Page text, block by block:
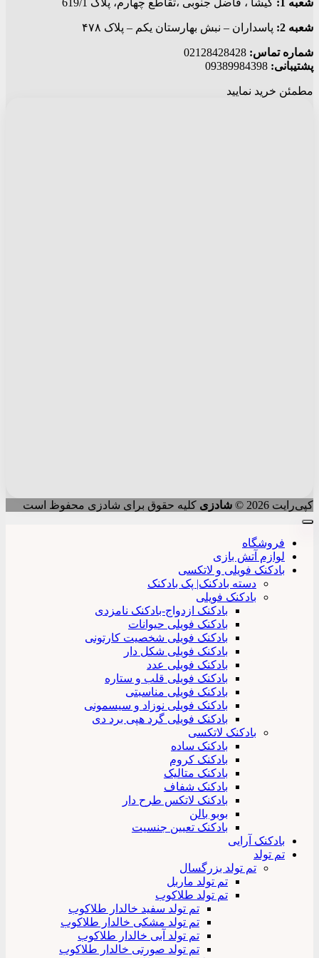
شعبه 2: پاسداران – نبش بهارستان یکم – پلاک ۴۷۸
شماره تماس:
پشتیبانی:
مطمئن خرید نمایید
کپی‌رایت 2026 © شادزی کلیه حقوق برای شادزی محفوظ است
فروشگاه
لوازم آتش بازی
بادکنک فویلی و لاتکسی
دسته بادکنک| پک بادکنک
بادکنک فویلی
بادکنک ازدواج-بادکنک نامزدی
بادکنک فویلی حیوانات
بادکنک فویلی شخصیت کارتونی
بادکنک فویلی شکل دار
بادکنک فویلی عدد
بادکنک فویلی قلب و ستاره
بادکنک فویلی مناسبتی
بادکنک فویلی نوزاد و سیسمونی
بادکنک فویلی گرد هپی برد دی
بادکنک لاتکسی
بادکنک ساده
بادکنک کروم
بادکنک متالیک
بادکنک شفاف
بادکنک لاتکس طرح دار
بوبو بالن
بادکنک تعیین جنسیت
بادکنک آرایی
تم تولد
تم تولد بزرگسال
تم تولد ماربل
تم تولد طلاکوب
تم تولد سفید خالدار طلاکوب
تم تولد مشکی خالدار طلاکوب
تم تولد آبی خالدار طلاکوب
تم تولد صورتی خالدار طلاکوب